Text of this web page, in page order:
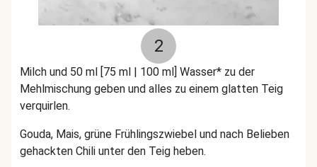
2
Milch und 50 ml [75 ml | 100 ml] Wasser* zu der
Mehlmischung geben und alles zu einem glatten Teig
verquirlen.
Gouda, Mais, grüne Frühlingszwiebel und nach Belieben
gehackten Chili unter den Teig heben.